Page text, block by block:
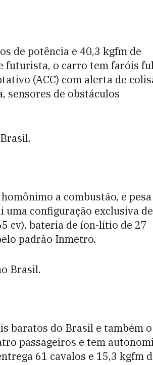
de potência e 40,3 kgfm de
futurista, o carro tem faróis
(ACC) com alerta de
sensores de obstáculos
a combustão, e pesa
uma configuração exclusiva de
cv), bateria de íon-lítio de 27
padrão Inmetro.
Brasil.
baratos do Brasil e também o
passageiros e tem
61 cavalos e 15,3 kgfm